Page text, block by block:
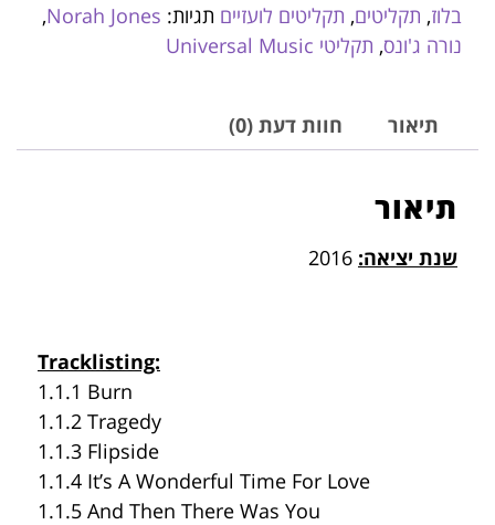
בלוז, תקליטים, תקליטים לועזיים תגיות: Norah Jones
,
נורה ג'ונס, תקליטי Universal Music
תיאור חוות דעת (0)
תיאור
שנת יציאה:
Tracklisting:
1.1.1 Burn
1.1.2 Tragedy
1.1.3 Flipside
1.1.4 It’s A Wonderful Time For Love
1.1.5 And Then There Was You